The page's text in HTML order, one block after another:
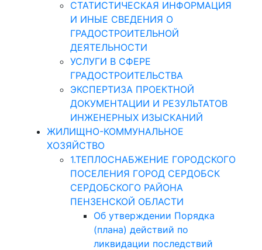
СТАТИСТИЧЕСКАЯ ИНФОРМАЦИЯ
И ИНЫЕ СВЕДЕНИЯ О
ГРАДОСТРОИТЕЛЬНОЙ
ДЕЯТЕЛЬНОСТИ
УСЛУГИ В СФЕРЕ
ГРАДОСТРОИТЕЛЬСТВА
ЭКСПЕРТИЗА ПРОЕКТНОЙ
ДОКУМЕНТАЦИИ И РЕЗУЛЬТАТОВ
ИНЖЕНЕРНЫХ ИЗЫСКАНИЙ
ЖИЛИЩНО-КОММУНАЛЬНОЕ
ХОЗЯЙСТВО
1.ТЕПЛОСНАБЖЕНИЕ ГОРОДСКОГО
ПОСЕЛЕНИЯ ГОРОД СЕРДОБСК
СЕРДОБСКОГО РАЙОНА
ПЕНЗЕНСКОЙ ОБЛАСТИ
Об утверждении Порядка
(плана) действий по
ликвидации последствий